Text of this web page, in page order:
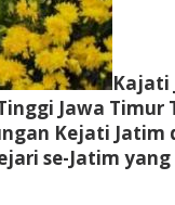
Kajati
Jawa Timur
Kejati Jatim
se-Jatim